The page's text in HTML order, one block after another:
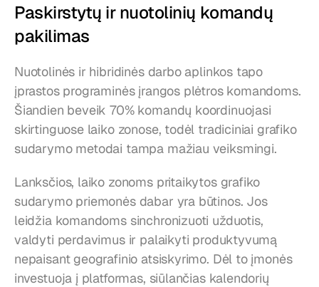
Paskirstytų ir nuotolinių komandų
pakilimas
Nuotolinės ir hibridinės darbo aplinkos tapo
įprastos programinės įrangos plėtros komandoms.
Šiandien beveik 70% komandų koordinuojasi
skirtinguose laiko zonose, todėl tradiciniai grafiko
sudarymo metodai tampa mažiau veiksmingi.
Lanksčios, laiko zonoms pritaikytos grafiko
sudarymo priemonės dabar yra būtinos. Jos
leidžia komandoms sinchronizuoti užduotis,
valdyti perdavimus ir palaikyti produktyvumą
nepaisant geografinio atsiskyrimo. Dėl to įmonės
investuoja į platformas, siūlančias kalendorių